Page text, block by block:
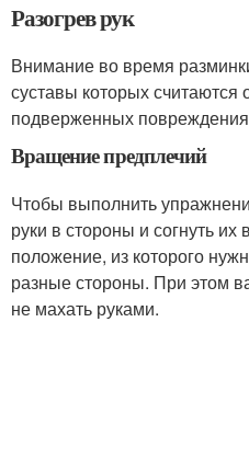
Разогрев рук
Внимание во время
суставы которых
подверженных
Вращение предплечий
Чтобы выполнить
руки в стороны и согнуть их
положение, из которого
разные стороны. При этом
не махать руками.